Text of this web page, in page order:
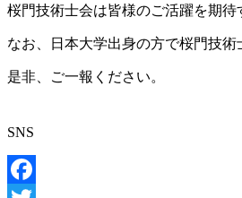
桜門技術士会は皆様のご活躍を期
なお、日本大学出身の方で桜門技
是非、ご一報ください。
SNS